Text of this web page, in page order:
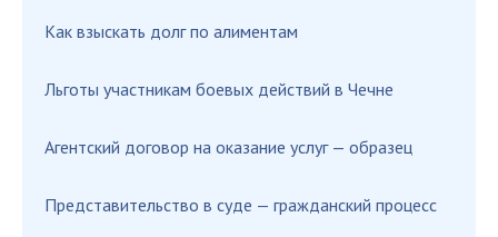
Как взыскать долг по алиментам
Льготы участникам боевых действий в Чечне
Агентский договор на оказание услуг — образец
Представительство в суде — гражданский процесс